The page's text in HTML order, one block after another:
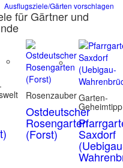
Ausflugsziele/Gärten vorschlagen
für Gärtner und
Rosenzauber
Ostdeutscher
Rosengarten
(Forst)
Garten-
Geheimtipp
Saxdorf